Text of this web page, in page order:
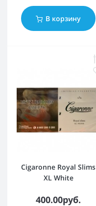
В корзину
Cigaronne Royal Slims
XL White
400.00руб.